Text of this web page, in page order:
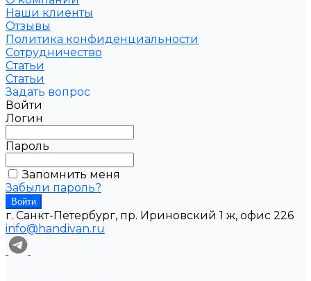
Наши клиенты
Отзывы
Политика конфиденциальности
Сотрудничество
Статьи
Статьи
Задать вопрос
Войти
Логин
Пароль
Запомнить меня
Забыли пароль?
г. Санкт-Петербург, пр. Ириновский 1 ж, офис 226
info@handivan.ru